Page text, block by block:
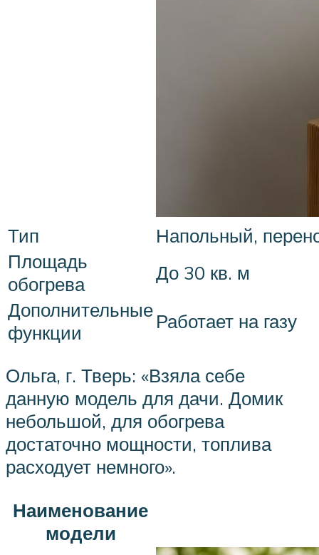
Тип
Напольный,
Площадь
обогрева
До 30 кв. м
Дополнительные
функции
Работает на газу
Ольга, г. Тверь: «Взяла себе
данную модель для дачи. Домик
небольшой, для обогрева
достаточно мощности, топлива
расходует немного».
Наименование
модели